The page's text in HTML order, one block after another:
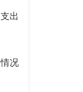
出
况